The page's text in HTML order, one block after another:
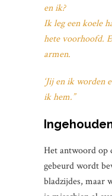
en ik?
Ik leg een koele
hete voorhoofd.
armen.
‘Jij en ik worden
ik hem.”
Het antwoord op
gebeurd wordt
bladzijdes, maar